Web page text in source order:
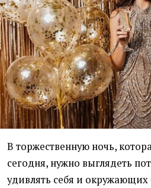
В торжественную ночь,
сегодня, нужно выглядеть
удивлять себя и